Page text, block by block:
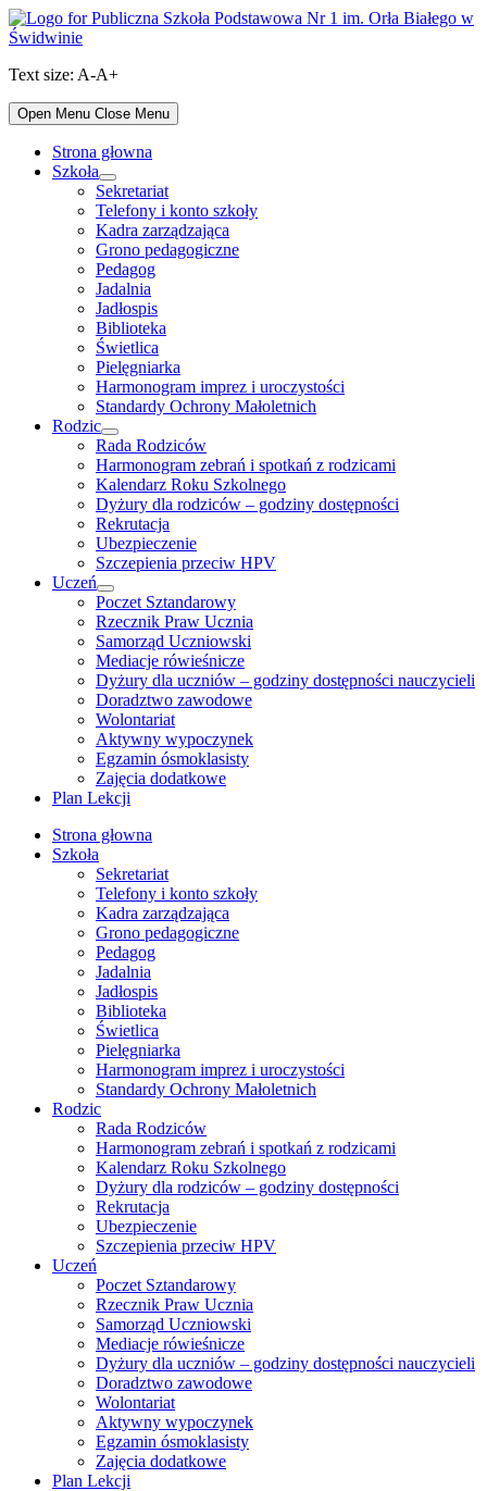
Skip
to
Text size: A-A+
Open Menu Close Menu
Strona głowna
Szkoła
Show
sub
menu
Sekretariat
Telefony i konto szkoły
Kadra zarządzająca
Grono pedagogiczne
Pedagog
Jadalnia
Jadłospis
Biblioteka
Świetlica
Pielęgniarka
Harmonogram imprez i uroczystości
Standardy Ochrony Małoletnich
Rodzic
Show
sub
menu
Rada Rodziców
Harmonogram zebrań i spotkań z rodzicami
Kalendarz Roku Szkolnego
Dyżury dla rodziców – godziny dostępności
Rekrutacja
Ubezpieczenie
Szczepienia przeciw HPV
Uczeń
Show
sub
menu
Poczet Sztandarowy
Rzecznik Praw Ucznia
Samorząd Uczniowski
Mediacje rówieśnicze
Dyżury dla uczniów – godziny dostępności nauczycieli
Doradztwo zawodowe
Wolontariat
Aktywny wypoczynek
Egzamin ósmoklasisty
Zajęcia dodatkowe
Plan Lekcji
Strona głowna
Szkoła
Sekretariat
Telefony i konto szkoły
Kadra zarządzająca
Grono pedagogiczne
Pedagog
Jadalnia
Jadłospis
Biblioteka
Świetlica
Pielęgniarka
Harmonogram imprez i uroczystości
Standardy Ochrony Małoletnich
Rodzic
Rada Rodziców
Harmonogram zebrań i spotkań z rodzicami
Kalendarz Roku Szkolnego
Dyżury dla rodziców – godziny dostępności
Rekrutacja
Ubezpieczenie
Szczepienia przeciw HPV
Uczeń
Poczet Sztandarowy
Rzecznik Praw Ucznia
Samorząd Uczniowski
Mediacje rówieśnicze
Dyżury dla uczniów – godziny dostępności nauczycieli
Doradztwo zawodowe
Wolontariat
Aktywny wypoczynek
Egzamin ósmoklasisty
Zajęcia dodatkowe
Plan Lekcji